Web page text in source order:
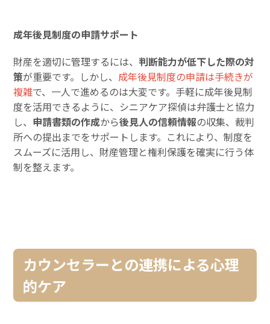
成年後見制度の申請サポート
財産を適切に管理するには、判断能力が低下した際の対
策が重要です。しかし、 成年後見制度の申請は手続きが
複雑で、一人で進めるのは大変です。手軽に成年後見制
度を活用できるように、シニアケア探偵は弁護士と協力
し、 申請書類の作成から後見人の信頼情報の収集、裁判
所への提出までをサポートします。これにより、制度を
スムーズに活用し、財産管理と権利保護を確実に行う体
制を整えます。
カウンセラーとの連携による心理
的ケア